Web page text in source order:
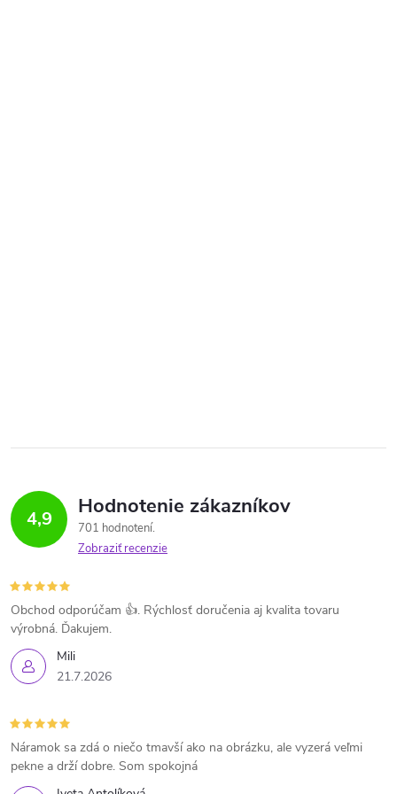
4,9 Hodnotenie zákazníkov
701 hodnotení
Zobraziť recenzie
Mili
21.7.2026
Obchod odporúčam 👍. Rýchlosť doručenia aj kvalita tovaru
výrobná. Ďakujem.
Náramok sa zdá o niečo tmavší ako na obrázku, ale vyzerá veľmi
pekne a drží dobre. Som spokojná